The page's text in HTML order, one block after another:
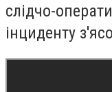
слідчо-
інциденту